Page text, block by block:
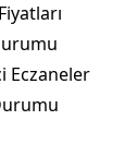
Eczaneler